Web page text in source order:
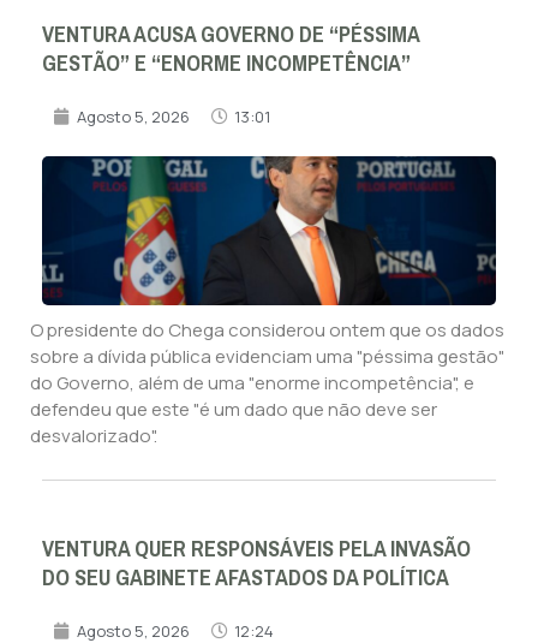
VENTURA ACUSA GOVERNO DE “PÉSSIMA
GESTÃO” E “ENORME INCOMPETÊNCIA”
Agosto 5, 2026 13:01
O presidente do Chega considerou ontem que os dados
sobre a dívida pública evidenciam uma "péssima gestão"
do Governo, além de uma "enorme incompetência", e
defendeu que este "é um dado que não deve ser
desvalorizado".
VENTURA QUER RESPONSÁVEIS PELA INVASÃO
DO SEU GABINETE AFASTADOS DA POLÍTICA
Agosto 5, 2026 12:24